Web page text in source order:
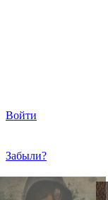
Войти
Забыли?